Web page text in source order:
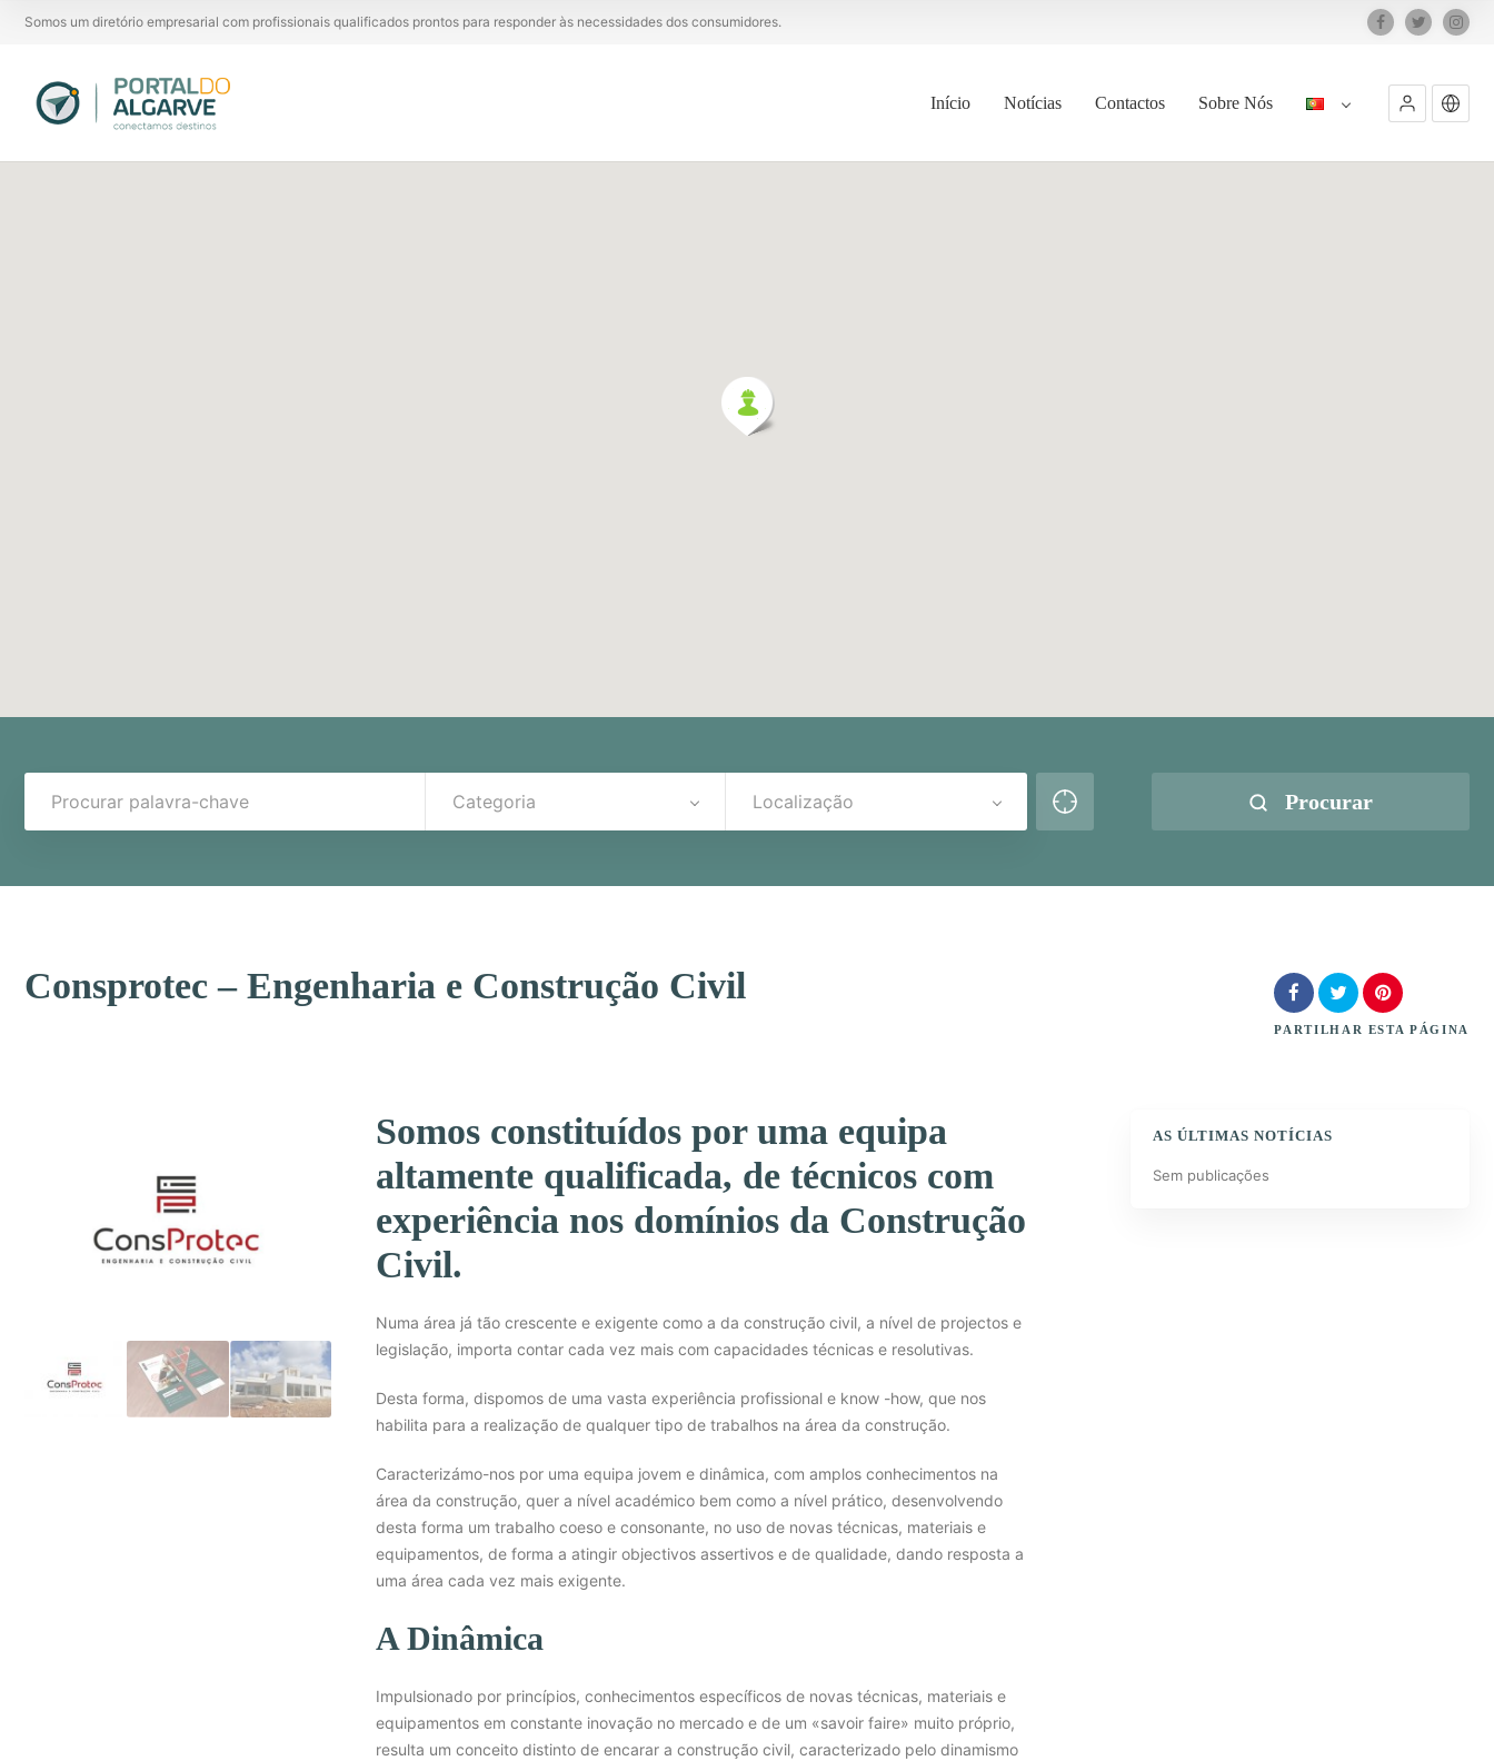
Somos um diretório empresarial com profissionais qualificados prontos para responder às necessidades dos consumidores.
Início Notícias Contactos Sobre Nós
Categoria Localização Procurar
Consprotec – Engenharia e Construção Civil
PARTILHAR ESTA PÁGINA
Somos constituídos por uma equipa
altamente qualificada, de técnicos com
experiência nos domínios da Construção
Civil.
Numa área já tão crescente e exigente como a da construção civil, a nível de projectos e
legislação, importa contar cada vez mais com capacidades técnicas e resolutivas.
Desta forma, dispomos de uma vasta experiência profissional e know -how, que nos
habilita para a realização de qualquer tipo de trabalhos na área da construção.
Caracterizámo-nos por uma equipa jovem e dinâmica, com amplos conhecimentos na
área da construção, quer a nível académico bem como a nível prático, desenvolvendo
desta forma um trabalho coeso e consonante, no uso de novas técnicas, materiais e
equipamentos, de forma a atingir objectivos assertivos e de qualidade, dando resposta a
uma área cada vez mais exigente.
A Dinâmica
Impulsionado por princípios, conhecimentos específicos de novas técnicas, materiais e
equipamentos em constante inovação no mercado e de um «savoir faire» muito próprio,
resulta um conceito distinto de encarar a construção civil, caracterizado pelo dinamismo
AS ÚLTIMAS NOTÍCIAS
Sem publicações